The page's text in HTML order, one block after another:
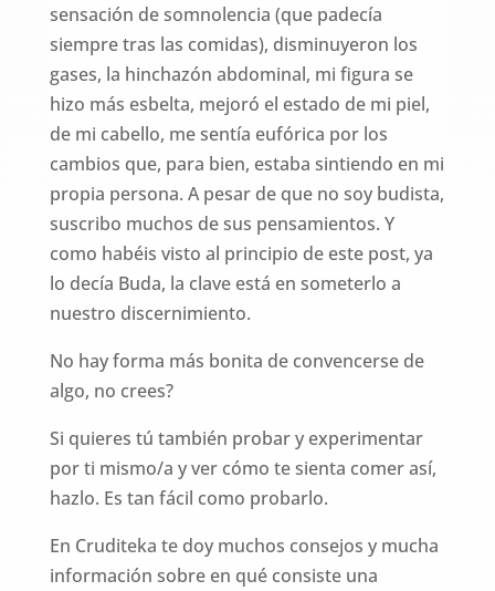
sensación de somnolencia (que padecía
siempre tras las comidas), disminuyeron los
gases, la hinchazón abdominal, mi figura se
hizo más esbelta, mejoró el estado de mi piel,
de mi cabello, me sentía eufórica por los
cambios que, para bien, estaba sintiendo en mi
propia persona. A pesar de que no soy budista,
suscribo muchos de sus pensamientos. Y
como habéis visto al principio de este post, ya
lo decía Buda, la clave está en someterlo a
nuestro discernimiento.
No hay forma más bonita de convencerse de
algo, no crees?
Si quieres tú también probar y experimentar
por ti mismo/a y ver cómo te sienta comer así,
hazlo. Es tan fácil como probarlo.
En Cruditeka te doy muchos consejos y mucha
información sobre en qué consiste una